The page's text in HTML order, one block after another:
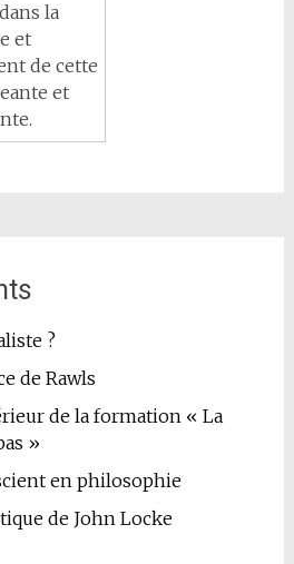
la
et
de cette
et
?
de Rawls
de la formation « La
»
en philosophie
de John Locke